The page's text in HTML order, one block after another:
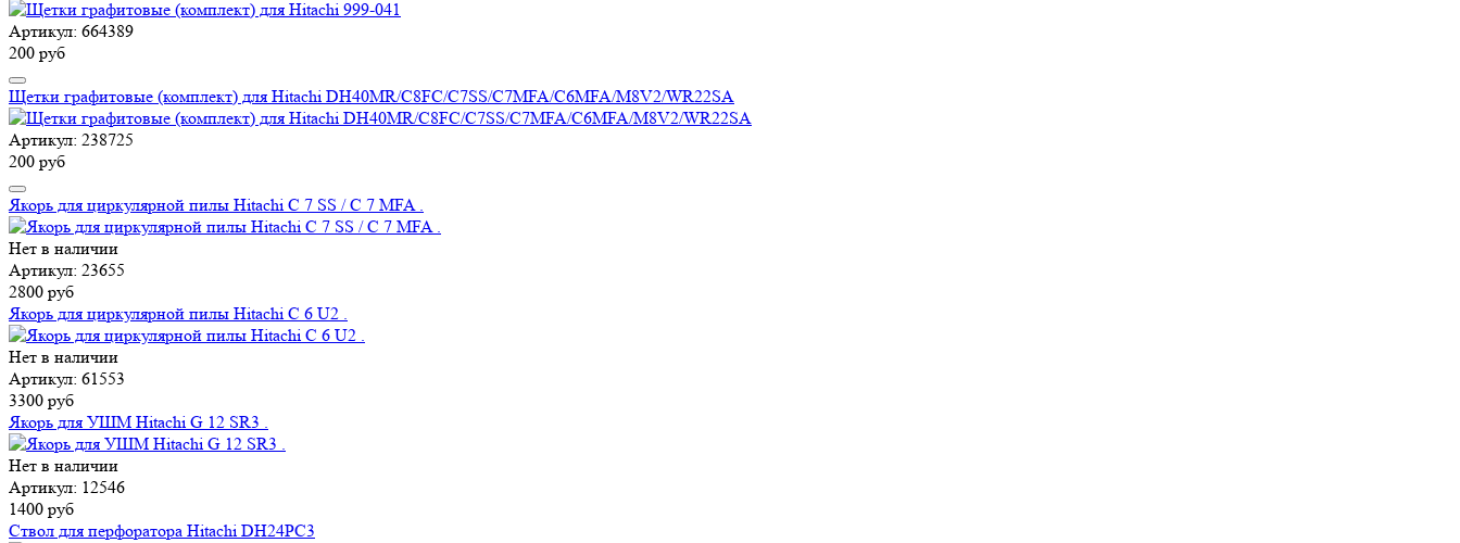
Артикул: 664389
200 руб
Щетки графитовые (комплект) для Hitachi DH40MR/C8FC/C7SS/C7MFA/C6MFA/M8V2/WR22SA
Артикул: 238725
200 руб
Якорь для циркулярной пилы Hitachi C 7 SS / C 7 MFA .
Нет в наличии
Артикул: 23655
2800 руб
Якорь для циркулярной пилы Hitachi C 6 U2 .
Нет в наличии
Артикул: 61553
3300 руб
Якорь для УШМ Hitachi G 12 SR3 .
Нет в наличии
Артикул: 12546
1400 руб
Ствол для перфоратора Hitachi DH24PC3